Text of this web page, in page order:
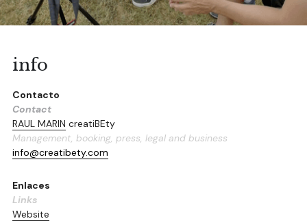
info
Contacto
Contact
RAUL MARIN creatiBEty
Management, booking, press, legal and business
info@creatibety.com
Enlaces
Links
Website